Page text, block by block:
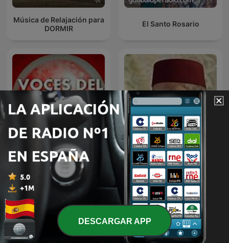
Música de Relajación para
DORMIR
El Santo Rosario
Voces del Misterio القرآن الكريم
DESCARGAR APP